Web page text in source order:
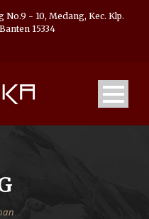
No.9 - 10, Medang, Kec. Klp.
15334